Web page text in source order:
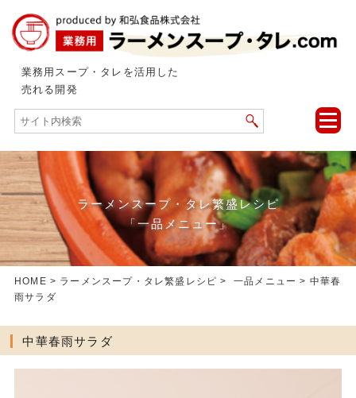
業務用スープ・タレを活用した
売れる開発
toggle
ラーメンスープ・タレ繁盛レシピ
「一品メニュー」
HOME > ラーメンスープ・タレ繁盛レシピ >一品メニュー > 中華春
雨サラダ
中華春雨サラダ